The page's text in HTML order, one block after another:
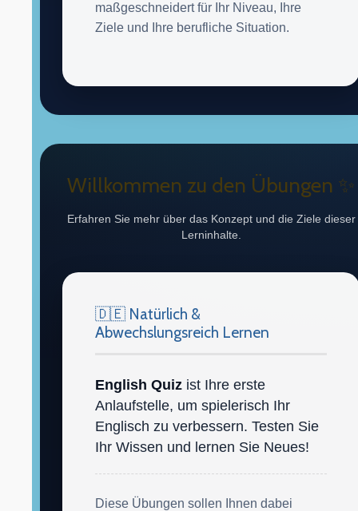
maßgeschneidert für Ihr Niveau, Ihre
Ziele und Ihre berufliche Situation.
Willkommen zu den Übungen ✨
Erfahren Sie mehr über das Konzept und die Ziele dieser
Lerninhalte.
🇩🇪 Natürlich &
Abwechslungsreich Lernen
English Quiz ist Ihre erste
Anlaufstelle, um spielerisch Ihr
Englisch zu verbessern. Testen Sie
Ihr Wissen und lernen Sie Neues!
Diese Übungen sollen Ihnen dabei